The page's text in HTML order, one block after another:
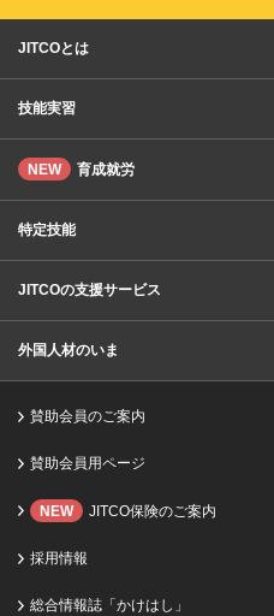
JITCOとは
技能実習
NEW 育成就労
特定技能
JITCOの支援サービス
外国人材のいま
賛助会員のご案内
賛助会員用ページ
NEW JITCO保険のご案内
採用情報
総合情報誌「かけはし」